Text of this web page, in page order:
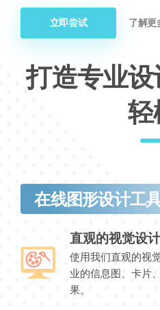
立即尝试 了解
打造专业
在线图形设计工
直观的视觉设
使用我们直观的视
业的信息图、卡片
果。